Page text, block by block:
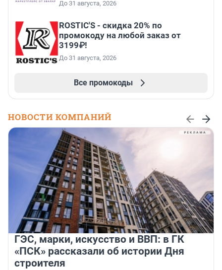
До 31 августа, 2026
ROSTIC'S - скидка 20% по
промокоду на любой заказ от
3199₽!
До 31 августа, 2026
Все промокоды
НОВОСТИ КОМПАНИЙ
ГЭС, марки, искусство и ВВП: в ГК
«ПСК» рассказали об истории Дня
строителя